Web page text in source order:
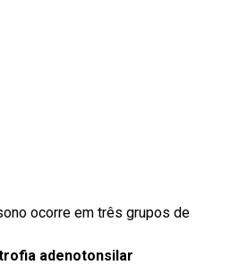
ocorre em três grupos de
adenotonsilar